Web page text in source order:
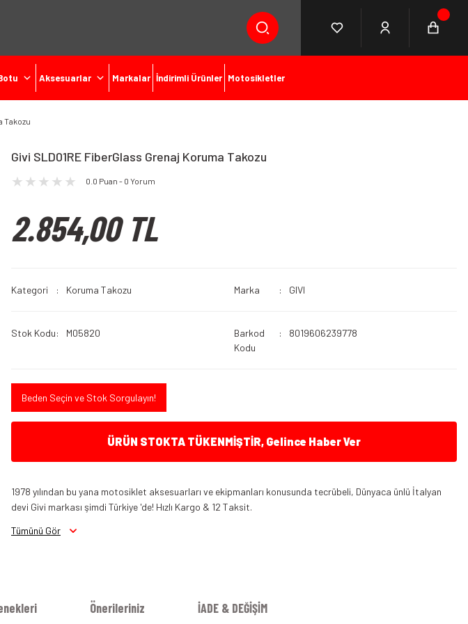
Aksesuarlar Markalar İndirimli Ürünler Motosikletler
Takozu
Givi SLD01RE FiberGlass Grenaj Koruma Takozu
0.0 Puan - 0 Yorum
2.854,00 TL
Kategori Koruma Takozu Marka GIVI
Stok Kodu M05820
Barkod
Kodu
8019606239778
Beden Seçin ve Stok Sorgulayın!
ÜRÜN STOKTA TÜKENMİŞTİR, Gelince Haber Ver
1978 yılından bu yana motosiklet aksesuarları ve ekipmanları konusunda tecrübeli, Dünyaca ünlü İtalyan
devi Givi markası şimdi Türkiye 'de! Hızlı Kargo & 12 Taksit.
Tümünü Gör
Önerileriniz İADE & DEĞİŞİM